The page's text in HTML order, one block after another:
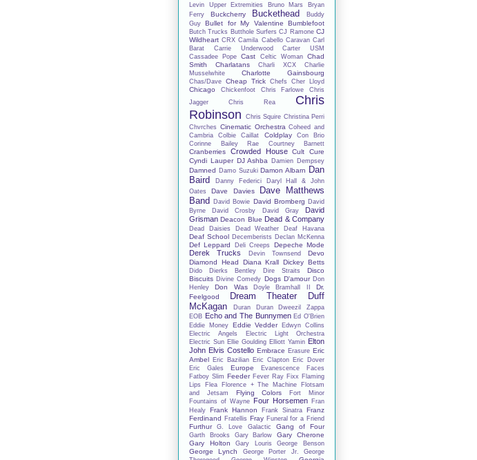
Levin Upper Extremities
Bruno Mars
Bryan
Ferry
Buckcherry Buckethead
Buddy
Guy
Bullet for My Valentine Bumblefoot
Butch Trucks Butthole Surfers CJ Ramone CJ
Wildheart CRX Camila Cabello Caravan Carl
Barat
Carrie Underwood
Carter USM
Cassadee Pope
Cast Celtic Woman
Chad
Smith
Charlatans Charli XCX
Charlie
Musselwhite
Charlotte Gainsbourg
Chas/Dave Cheap Trick Chefs Cher Lloyd
Chicago Chickenfoot Chris Farlowe
Chris
Jagger
Chris Rea
Chris
Robinson
Chris Squire Christina Perri
Chvrches Cinematic Orchestra Coheed and
Cambria
Colbie Caillat Coldplay
Con Brio
Corinne Bailey Rae
Courtney Barnett
Cranberries Crowded House Cult
Cure
Cyndi Lauper DJ Ashba Damien Dempsey
Damned Damo Suzuki Damon Albarn
Dan
Baird
Danny Federici
Daryl Hall & John
Oates
Dave Davies
Dave Matthews
Band
David Bowie David Bromberg David
Byrne
David Crosby David Gray
David
Grisman Deacon Blue Dead & Company
Dead Daisies Dead Weather Deaf Havana
Deaf School Decemberists Declan McKenna
Def Leppard Deli Creeps Depeche Mode
Derek Trucks Devin Townsend
Devo
Diamond Head
Diana Krall Dickey Betts
Dido Dierks Bentley Dire Straits
Disco
Biscuits Divine Comedy Dogs D'amour Don
Henley
Don Was Doyle Bramhall II
Dr.
Feelgood
Dream Theater
Duff
McKagan
Duran Duran
Dweezil Zappa
EOB Echo and The Bunnymen Ed O'Brien
Eddie Money
Eddie Vedder
Edwyn Collins
Electric Angels
Electric Light Orchestra
Electric Sun Ellie Goulding Elliott Yamin Elton
John Elvis Costello Embrace Erasure Eric
Ambel Eric Bazilian Eric Clapton Eric Dover
Eric Gales
Europe Evanescence
Faces
Fatboy Slim Feeder Fever Ray Fixx Flaming
Lips
Flea Florence + The Machine
Flotsam
and Jetsam
Flying Colors
Fort Minor
Fountains of Wayne Four Horsemen Fran
Healy Frank Hannon Frank Sinatra Franz
Ferdinand Fratellis Fray Funeral for a Friend
Furthur G. Love Galactic Gang of Four
Garth Brooks Gary Barlow
Gary Cherone
Gary Holton
Gary Louris George Benson
George Lynch George Porter Jr.
George